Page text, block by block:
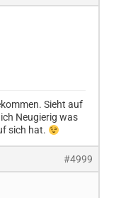
Sieht auf
Neugierig was
sich hat.
#4999